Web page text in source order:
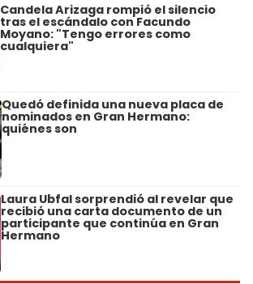
Candela Arizaga rompió el silencio
tras el escándalo con Facundo
Moyano: "Tengo errores como
cualquiera"
Quedó definida una nueva placa de
nominados en Gran Hermano:
quiénes son
Laura Ubfal sorprendió al revelar que
recibió una carta documento de un
participante que continúa en Gran
Hermano